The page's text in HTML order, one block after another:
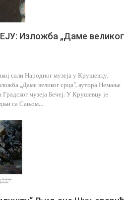
Изложба „Даме великог
сали Народног музеја у Крушевцу,
„Даме великог срца“, аутора Немање
музеја Бечеј. У Крушевцу је
са Сањом…